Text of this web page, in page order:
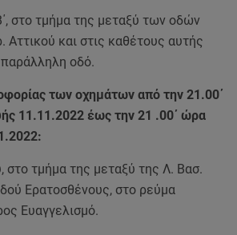
στο τμήμα της μεταξύ των οδών
Αττικού και στις καθέτους αυτής
οδό.
των οχημάτων από την 21.00΄
11.11.2022 έως την 21 .00΄ ώρα
τμήμα της μεταξύ της Λ. Βασ.
Ερατοσθένους, στο ρεύμα
Ευαγγελισμό.